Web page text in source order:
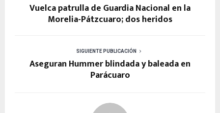
Vuelca patrulla de Guardia Nacional en la
Morelia-Pátzcuaro; dos heridos
SIGUIENTE PUBLICACIÓN
Aseguran Hummer blindada y baleada en
Parácuaro